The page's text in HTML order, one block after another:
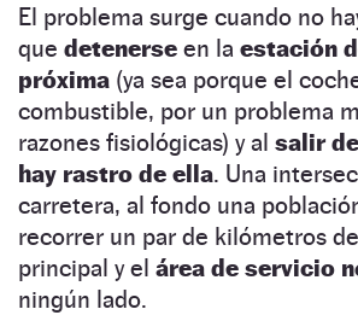
El problema surge cuando no
que detenerse en la estación
próxima (ya sea porque el
combustible, por un problema
razones fisiológicas) y al salir
hay rastro de ella. Una
carretera, al fondo una
recorrer un par de kilómetros
principal y el área de servicio
ningún lado.